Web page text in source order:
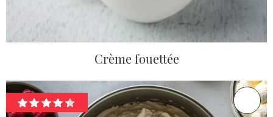
Crème fouettée